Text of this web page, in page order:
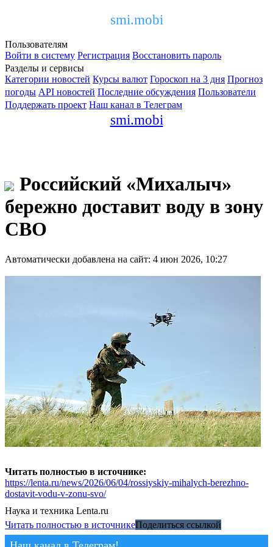
smi.mobi
Пользователям
Войти в систему Регистрация Восстановить пароль
Разделы и сервисы
Категории новостей Курсы валют Гороскоп на 3 дня Прогноз
погоды API новостей Последние обсуждения Пользователи
Поддержать проект Наш канал в Телеграм
smi.mobi
Российский «Михалыч»
бережно доставит воду в зону
СВО
Автоматически добавлена на сайт: 4 июн 2026, 10:27
Читать полностью в источнике:
https://lenta.ru/news/2026/06/04/rossiyskiy-mihalych-berezhno-
dostavit-vodu-v-zonu-svo/
Наука и техника Lenta.ru
Читать полностью в источникеПоделиться ссылкой